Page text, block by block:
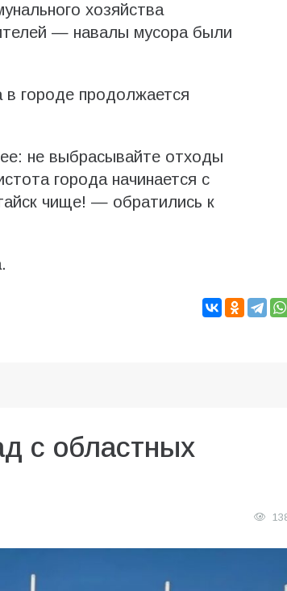
хозяйства
— навалы мусора были
в городе продолжается
не выбрасывайте отходы
города начинается с
чище! — обратились к
с областных